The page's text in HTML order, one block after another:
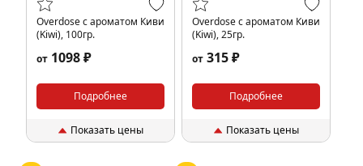
Overdose с ароматом Киви
(Kiwi), 100гр.
от 1098 ₽
Подробнее
Показать цены
Overdose с ароматом Киви
(Kiwi), 25гр.
от 315 ₽
Подробнее
Показать цены